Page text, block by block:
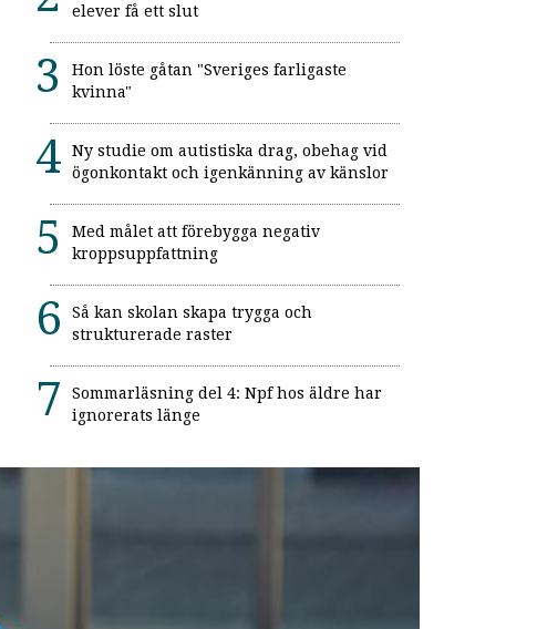
elever få ett slut
Hon löste gåtan "Sveriges farligaste
kvinna"
Ny studie om autistiska drag, obehag vid
ögonkontakt och igenkänning av känslor
Med målet att förebygga negativ
kroppsuppfattning
Så kan skolan skapa trygga och
strukturerade raster
Sommarläsning del 4: Npf hos äldre har
ignorerats länge